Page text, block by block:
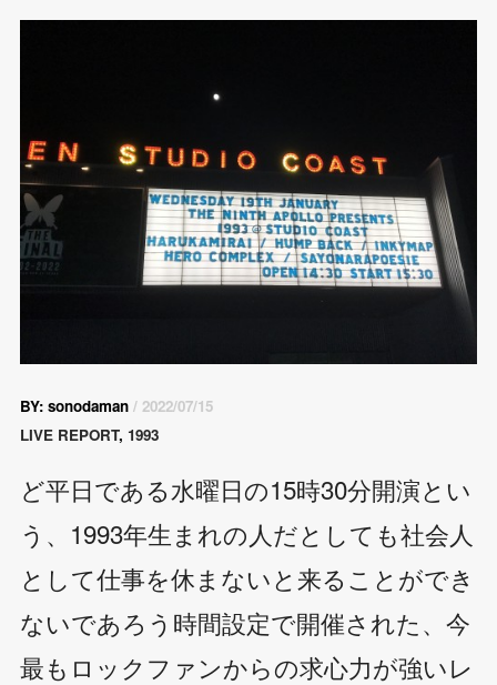
BY: sonodaman/ 2022/07/15
LIVE REPORT, 1993
ど平日である水曜日の15時30分開演とい
う、1993年生まれの人だとしても社会人
として仕事を休まないと来ることができ
ないであろう時間設定で開催された、今
最もロックファンからの求心力が強いレ